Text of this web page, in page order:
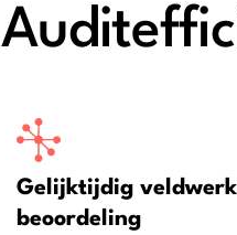
Gelijktijdig
beoordeling